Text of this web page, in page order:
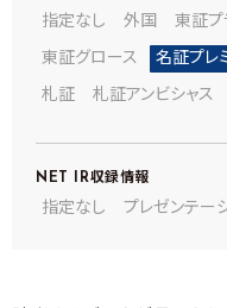
指定なし 外国 東証プ
東証グロース 名証プレ
札証 札証アンビシャス
NET IR収録情報
指定なし プレゼンテー